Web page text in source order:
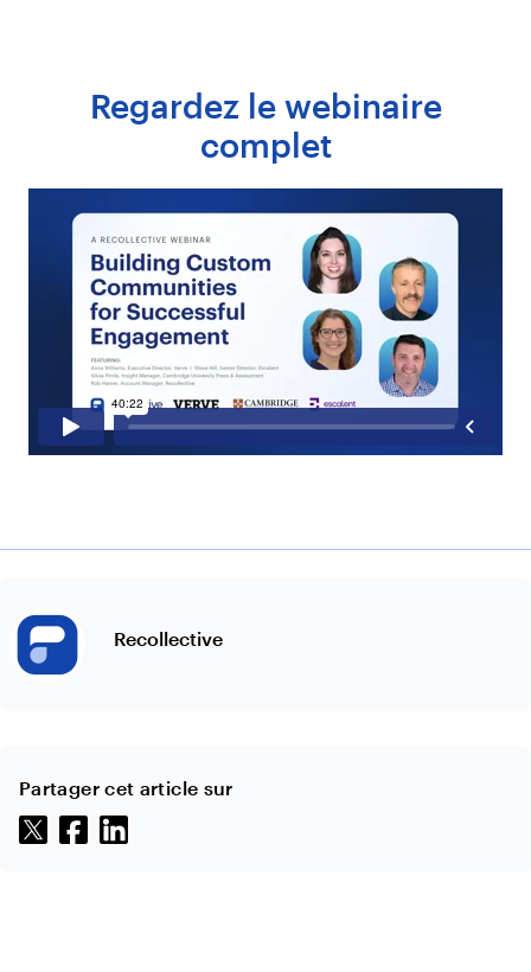
Regardez le webinaire
complet
Recollective
Partager cet article sur